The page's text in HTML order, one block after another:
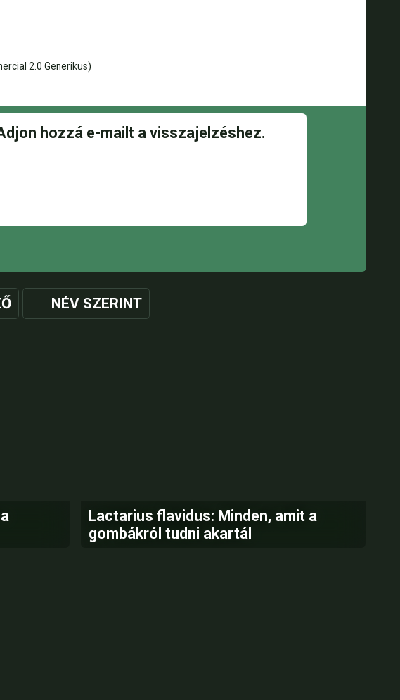
2.0 Generikus)
NÉV SZERINT
Lactarius flavidus: Minden, amit a
gombákról tudni akartál